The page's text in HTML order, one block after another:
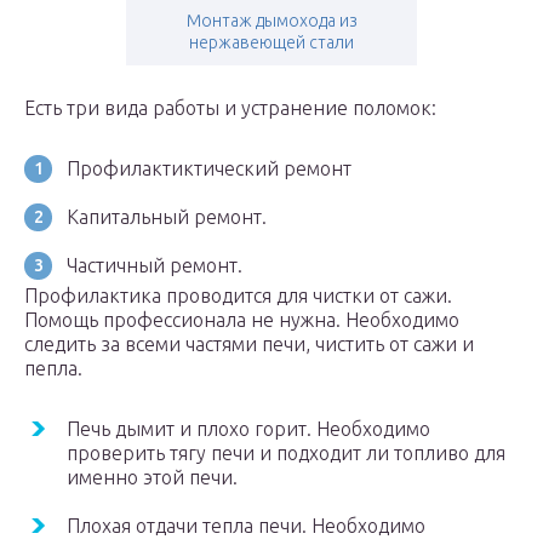
Монтаж дымохода из
нержавеющей стали
Есть три вида работы и устранение поломок:
Профилактиктический ремонт
Капитальный ремонт.
Частичный ремонт.
Профилактика проводится для чистки от сажи.
Помощь профессионала не нужна. Необходимо
следить за всеми частями печи, чистить от сажи и
пепла.
Печь дымит и плохо горит. Необходимо
проверить тягу печи и подходит ли топливо для
именно этой печи.
Плохая отдачи тепла печи. Необходимо